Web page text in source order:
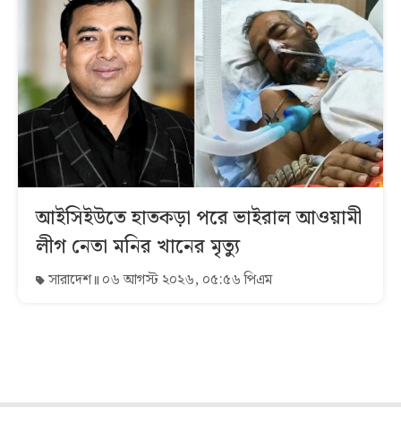
আইসিইউতে হাতকড়া পরে ভাইরাল আওয়ামী
লীগ নেতা মনির খানের মৃত্যু
সারাদেশ ০৬ আগস্ট ২০২৬, ০৫:৫৬ পিএম